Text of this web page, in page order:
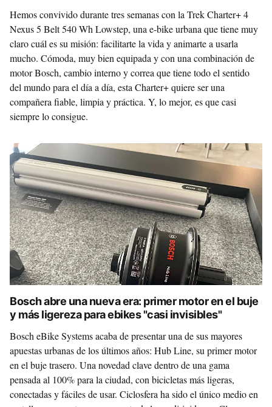
Hemos convivido durante tres semanas con la Trek Charter+ 4
Nexus 5 Belt 540 Wh Lowstep, una e-bike urbana que tiene muy
claro cuál es su misión: facilitarte la vida y animarte a usarla
mucho. Cómoda, muy bien equipada y con una combinación de
motor Bosch, cambio interno y correa que tiene todo el sentido
del mundo para el día a día, esta Charter+ quiere ser una
compañera fiable, limpia y práctica. Y, lo mejor, es que casi
siempre lo consigue.
Bosch abre una nueva era: primer motor en el buje
y más ligereza para ebikes "casi invisibles"
Bosch eBike Systems acaba de presentar una de sus mayores
apuestas urbanas de los últimos años: Hub Line, su primer motor
en el buje trasero. Una novedad clave dentro de una gama
pensada al 100% para la ciudad, con bicicletas más ligeras,
conectadas y fáciles de usar. Ciclosfera ha sido el único medio en